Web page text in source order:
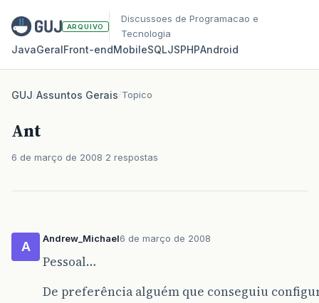
ARQUIVO
Discussoes de Programacao e
Tecnologia
JavaGeralFront‑endMobileSQLJSPHPAndroid
GUJ/Assuntos Gerais/Topico
Ant
6 de março de 2008 2 respostas
A
Andrew_Michael6 de março de 2008
Pessoal…
De preferência alguém que conseguiu